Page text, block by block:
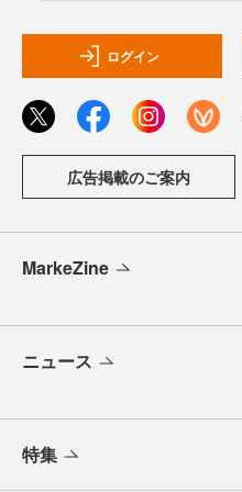
ログイン
広告掲載のご案内
MarkeZine
ニュース
特集